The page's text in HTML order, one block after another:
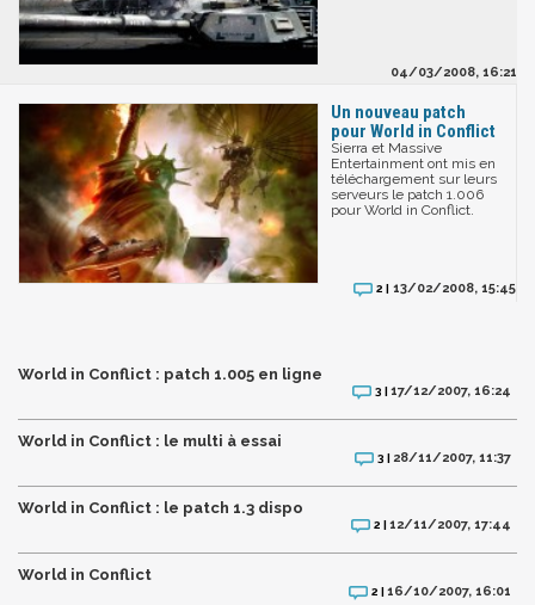
04/03/2008, 16:21
Un nouveau patch
pour World in Conflict
Sierra et Massive
Entertainment ont mis en
téléchargement sur leurs
serveurs le patch 1.006
pour World in Conflict.
2 | 13/02/2008, 15:45
World in Conflict : patch 1.005 en ligne
3 |17/12/2007, 16:24
World in Conflict : le multi à essai
3 | 28/11/2007, 11:37
World in Conflict : le patch 1.3 dispo
2 |12/11/2007, 17:44
World in Conflict
2 |16/10/2007, 16:01